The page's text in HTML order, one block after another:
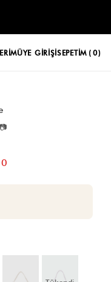
ÜYE GIRIŞISEPETIM 0